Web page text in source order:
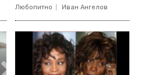
Любопитно Иван Ангелов